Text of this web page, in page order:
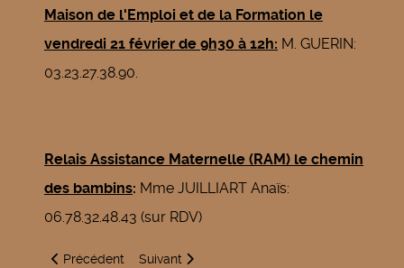
Maison de l'Emploi et de la Formation le
vendredi 21 février de 9h30 à 12h: M. GUERIN:
03.23.27.38.90.
Relais Assistance Maternelle (RAM) le chemin
des bambins: Mme JUILLIART Anaïs:
06.78.32.48.43 (sur RDV)
Article précédent : Bibliothèque - vacances scolaires -
Précédent Article suivant : Bibliothèque de Corbény -
Suivant